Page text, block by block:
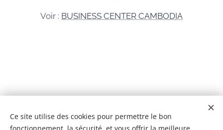
Voir : BUSINESS CENTER CAMBODIA
© 2026 Tous droits réservés
Ce site utilise des cookies pour permettre le bon